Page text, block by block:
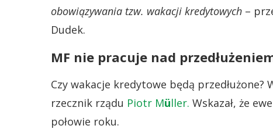
obowiązywania tzw. wakacji kredytowych –
Dudek.
MF nie pracuje nad
Czy wakacje kredytowe będą
rzecznik rządu Piotr Müller. Wskazał, że
połowie roku.